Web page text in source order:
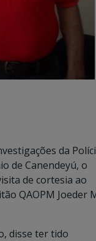
da
de Canendeyú, o
de cortesia ao
QAOPM Joeder
disse ter tido